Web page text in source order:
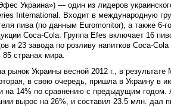
Украина») — один из лидеров
International. Входит в международную
пива (по данным Euromonitor), а также 6-
Coca-Cola. Группа Efes включает 16
и 23 завода по розливу напитков Coca-
85 странах мира.
рынок Украины весной 2012 г., в
в свою очередь, пришла в Украину в
на 14% по сравнению с предыдущим годом.
вырос на 26%, и составил 23.5 млн. дал